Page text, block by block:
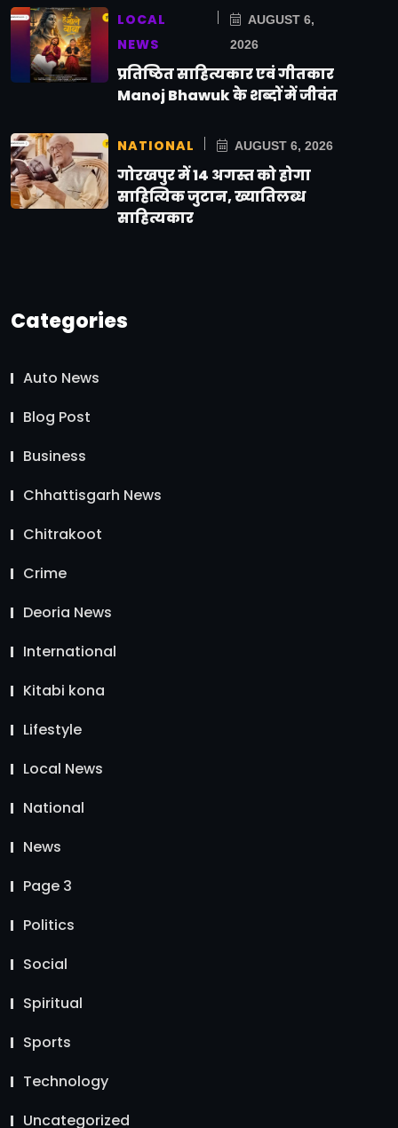
LOCAL
NEWS
AUGUST 6,
2026
प्रतिष्ठित साहित्यकार एवं गीतकार
Manoj Bhawuk के शब्दों में जीवंत
NATIONAL AUGUST 6, 2026
गोरखपुर में 14 अगस्त को होगा
साहित्यिक जुटान, ख्यातिलब्ध
साहित्यकार
Categories
Auto News
Blog Post
Business
Chhattisgarh News
Chitrakoot
Crime
Deoria News
International
Kitabi kona
Lifestyle
Local News
National
News
Page 3
Politics
Social
Spiritual
Sports
Technology
Uncategorized